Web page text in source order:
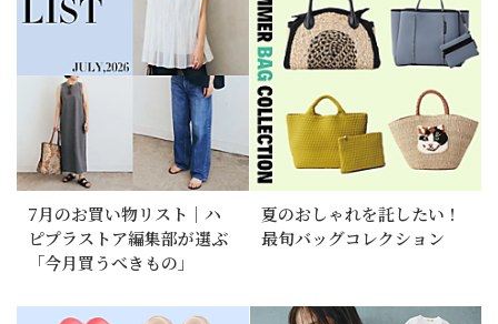
7月のお買い物リスト｜ハ
ピプラストア編集部が選ぶ
「今月買うべきもの」
夏のおしゃれを託したい！
最旬バッグコレクション